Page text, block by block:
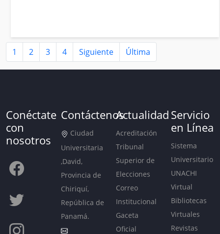
1 2 3 4 Siguiente Última
Conéctate
con
nosotros
Contáctenos
Ciudad
Universitaria
,David,
Provincia de
Chiriquí,
República de
Panamá.
Actualidad
Acreditación
Tribunal
Superior de
Elecciones
Correo
Institucional
Gaceta
Oficial
Servicio
en Línea
Sistema
Universitario
UNACHI
Virtual
Bibliotecas
Virtuales
Revistas